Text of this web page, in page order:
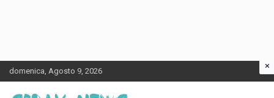
Skip
to
content
domenica, Agosto 9, 2026 ×